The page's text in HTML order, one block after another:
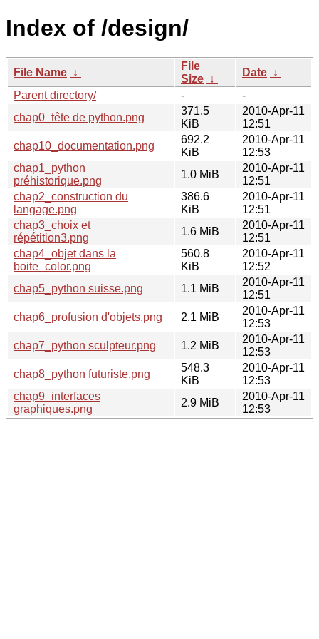
Index of /design/
File Name ↓
File
Size ↓
Date ↓
Parent directory/
-
-
chap0_tête de python.png
371.5
KiB
2010-Apr-11
12:51
chap10_documentation.png
692.2
KiB
2010-Apr-11
12:53
chap1_python
préhistorique.png
1.0 MiB
2010-Apr-11
12:51
chap2_construction du
langage.png
386.6
KiB
2010-Apr-11
12:51
chap3_choix et
répétition3.png
1.6 MiB
2010-Apr-11
12:51
chap4_objet dans la
boite_color.png
560.8
KiB
2010-Apr-11
12:52
chap5_python suisse.png
1.1 MiB
2010-Apr-11
12:51
chap6_profusion d'objets.png
2.1 MiB
2010-Apr-11
12:53
chap7_python sculpteur.png
1.2 MiB
2010-Apr-11
12:53
chap8_python futuriste.png
548.3
KiB
2010-Apr-11
12:53
chap9_interfaces
graphiques.png
2.9 MiB
2010-Apr-11
12:53